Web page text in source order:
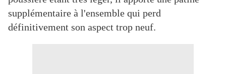
supplémentaire à l'ensemble qui perd
définitivement son aspect trop neuf.